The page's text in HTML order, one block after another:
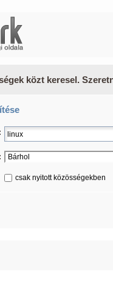
közt keresel.
csak nyitott közösségekben